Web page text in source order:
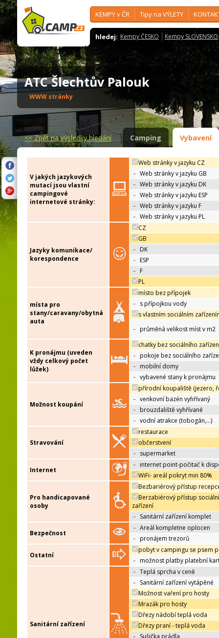
KEMPY v ČR Tipy na VÝLETY
hledej: Kempy ČESKO Kempy SLOVENSKO
ATC Šlechtův Palouk
WWW stránky
<<Zpět na výsledky hledání Camping Vybavení
V jakých jazykových
mutací jsou vlastní
campingové
internetové stránky:
Web stránky v jazyku CZ
- Web stránky v jazyku GB
- Web stránky v jazyku DK
- Web stránky v jazyku ESP
- Web stránky v jazyku F
- Web stránky v jazyku PL
Jazyky komunikace/
korespondence
CZ
GB
- DK
- ESP
- F
PL
místa pro
stany/caravany/obytná
auta
místo bez přípojek
- s přípojkou vody
s vlastním sociálním
- průměná velikost míst v m2
K pronájmu (uveden
vždy celkový počet
lůžek)
chatky bez sociálního
- pokoje bez sociálního
- mobilní domy
- vybavené stany k pronájmu
Možnost koupání
přírodní koupaliště (jezero,
- venkovní bazén vyhřívaný
- brouzdaliště vyhřívané
- vodní atrakce (tobogán,…)
Stravování
restaurace
občerstvení
- supermarket
Internet
- internet point-počitač k
WiFi- areál pokryt min 80%
Pro handicapované
osoby
Bezbariérový přístup
Berzabiérový přístup sociální
zařízení
- Sanitární zařízení komplet
Bezpečnost
- Areál kompletne oplocen
- pronájem trezorů
Ostatní
pobyt v campingu se psem
- možnost platby platební
Sanitární zařízení
- Teplá sprcha v ceně
- Sanitární zařízení vytápěné
Možnost vaření pro hosty
Mrazák pro hosty
Dřezy nádobí teplá voda
Dřezy praní - teplá voda